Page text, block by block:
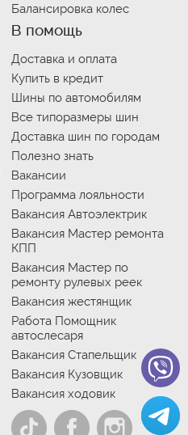
Балансировка колес
В помощь
Доставка и оплата
Купить в кредит
Шины по автомобилям
Все типоразмеры шин
Доставка шин по городам
Полезно знать
Вакансии
Программа лояльности
Вакансия Автоэлектрик
Вакансия Мастер ремонта
КПП
Вакансия Мастер по
ремонту рулевых реек
Вакансия жестянщик
Работа Помощник
автослесаря
Вакансия Стапельщик
Вакансия Кузовщик
Вакансия ходовик